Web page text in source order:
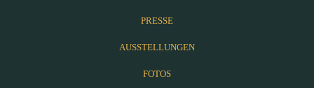
PRESSE
AUSSTELLUNGEN
FOTOS